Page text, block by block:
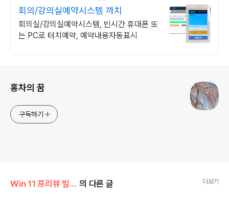
회의/강의실예약시스템 까치
회의실/강의실예약시스템, 빈시간 휴대폰 또
는 PC로 터치예약, 예약내용자동표시
홍차의 꿈
구독하기
Win 11 프리뷰 빌드에 추가된 기능들 의 다른 글 더보기